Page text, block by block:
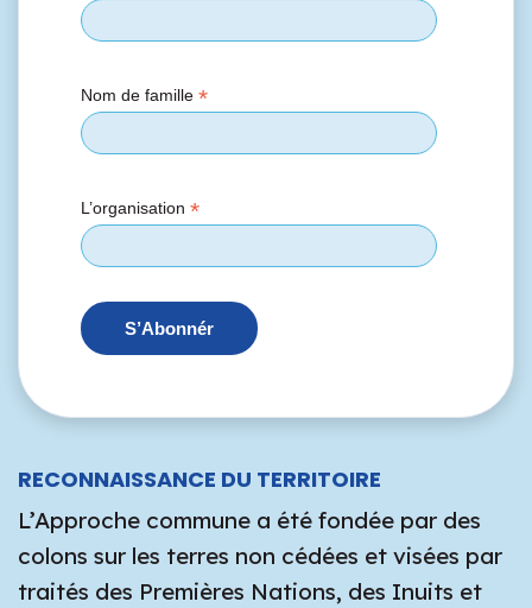
Nom de famille *
L’organisation *
RECONNAISSANCE DU TERRITOIRE
L’Approche commune a été fondée par des
colons sur les terres non cédées et visées par
traités des Premières Nations, des Inuits et